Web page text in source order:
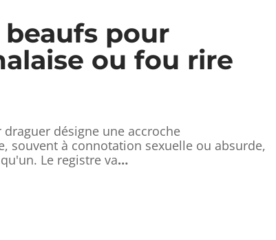
beaufs pour
ou fou rire
désigne une accroche
souvent à connotation sexuelle ou absurde,
Le registre va…